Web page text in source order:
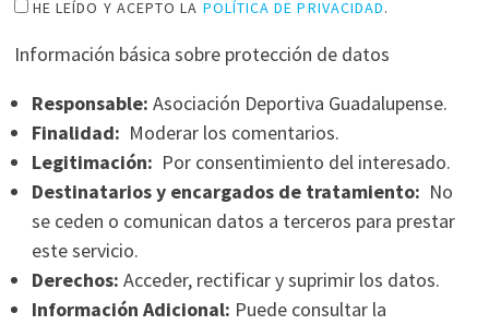
HE LEÍDO Y ACEPTO LA POLÍTICA DE PRIVACIDAD.
Información básica sobre protección de datos
Responsable: Asociación Deportiva Guadalupense.
Finalidad: Moderar los comentarios.
Legitimación: Por consentimiento del interesado.
Destinatarios y encargados de tratamiento: No
se ceden o comunican datos a terceros para prestar
este servicio.
Derechos: Acceder, rectificar y suprimir los datos.
Información Adicional: Puede consultar la